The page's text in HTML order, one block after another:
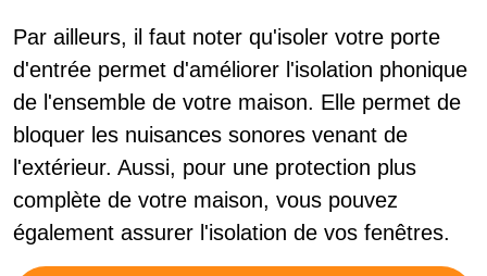
Par ailleurs, il faut noter qu'isoler votre porte
d'entrée permet d'améliorer l'isolation phonique
de l'ensemble de votre maison. Elle permet de
bloquer les nuisances sonores venant de
l'extérieur. Aussi, pour une protection plus
complète de votre maison, vous pouvez
également assurer l'isolation de vos fenêtres.